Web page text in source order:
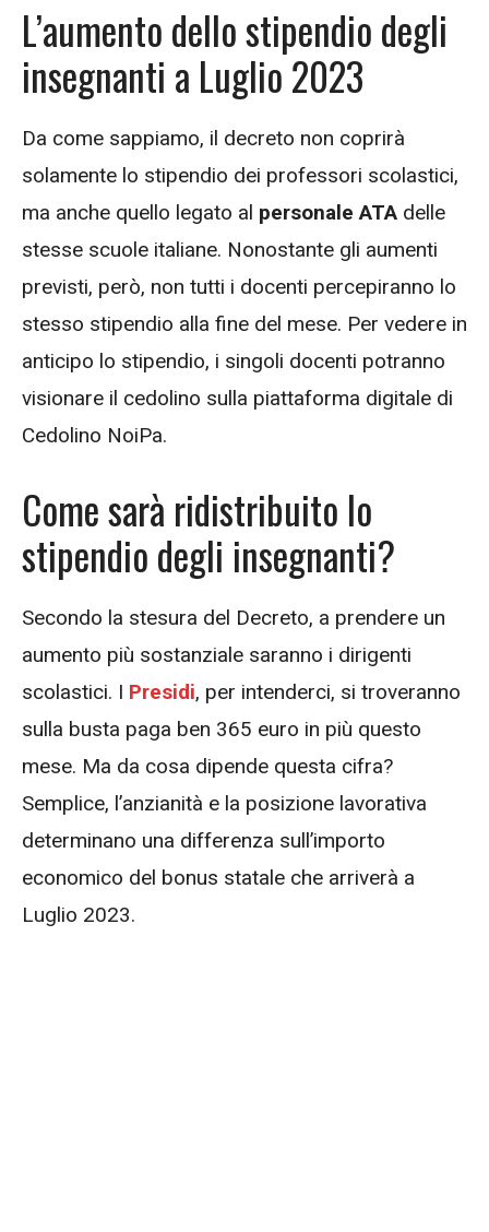
L’aumento dello stipendio degli
insegnanti a Luglio 2023
Da come sappiamo, il decreto non coprirà
solamente lo stipendio dei professori scolastici,
ma anche quello legato al personale ATA delle
stesse scuole italiane. Nonostante gli aumenti
previsti, però, non tutti i docenti percepiranno lo
stesso stipendio alla fine del mese. Per vedere in
anticipo lo stipendio, i singoli docenti potranno
visionare il cedolino sulla piattaforma digitale di
Cedolino NoiPa.
Come sarà ridistribuito lo
stipendio degli insegnanti?
Secondo la stesura del Decreto, a prendere un
aumento più sostanziale saranno i dirigenti
scolastici. I Presidi, per intenderci, si troveranno
sulla busta paga ben 365 euro in più questo
mese. Ma da cosa dipende questa cifra?
Semplice, l’anzianità e la posizione lavorativa
determinano una differenza sull’importo
economico del bonus statale che arriverà a
Luglio 2023.